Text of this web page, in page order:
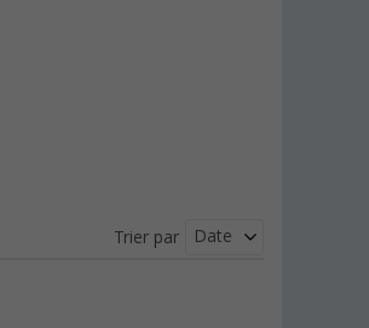
Trier par Date